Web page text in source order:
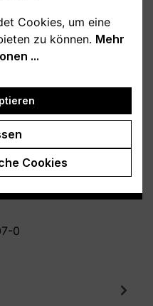
rosa
grau
Personalisierung
gewünschten
0
Cookies, um eine
zu können. Mehr
...
Cookies